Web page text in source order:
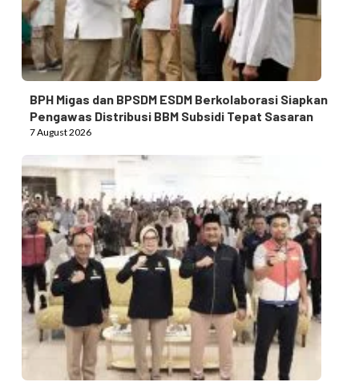
BPH Migas dan BPSDM ESDM Berkolaborasi Siapkan
Pengawas Distribusi BBM Subsidi Tepat Sasaran
7 August 2026